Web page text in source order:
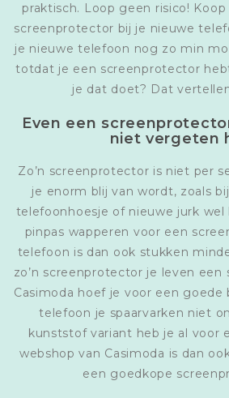
praktisch. Loop geen risico!
screenprotector bij je nieuwe
je nieuwe telefoon nog zo min
totdat je een screenprotector
je dat doet? Dat
Even een
niet vergeten
Zo’n screenprotector is niet per
je enorm blij van wordt, zoals
telefoonhoesje of nieuwe jurk
pinpas wapperen voor een
telefoon is dan ook stukken
zo’n screenprotector je leven een
Casimoda hoef je voor een goede
telefoon je spaarvarken niet
kunststof variant heb je al voor
webshop van Casimoda is dan
een goedkope